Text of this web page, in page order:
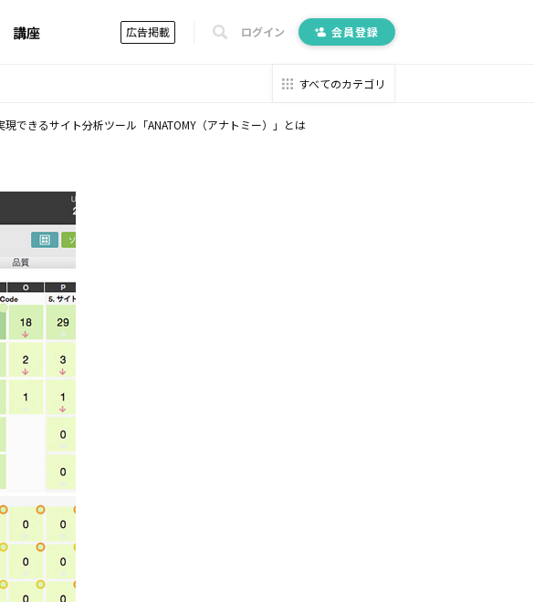
講座 広告掲載 ログイン 会員登録
すべてのカテゴリ
できるサイト分析ツール「ANATOMY（アナトミー）」とは